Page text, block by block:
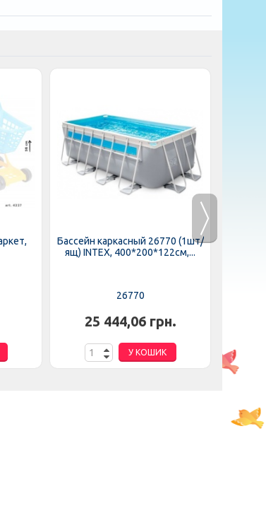
Бассейн каркасный 26770 (1шт/
ящ) INTEX, 400*200*122см,...
26770
25 444,06 грн.
У КОШИК